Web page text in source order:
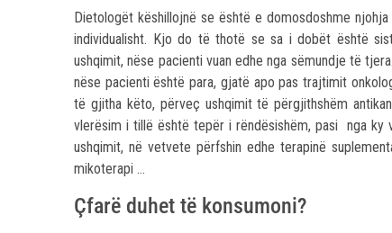
Dietologët këshillojnë se është e domosdoshme
individualisht. Kjo do të thotë se sa i dobët është
ushqimit, nëse pacienti vuan edhe nga sëmundje të
nëse pacienti është para, gjatë apo pas trajtimit
të gjitha këto, përveç ushqimit të përgjithshëm
vlerësim i tillë është tepër i rëndësishëm, pasi nga
ushqimit, në vetvete përfshin edhe terapinë
mikoterapi …
Çfarë duhet të konsumoni?